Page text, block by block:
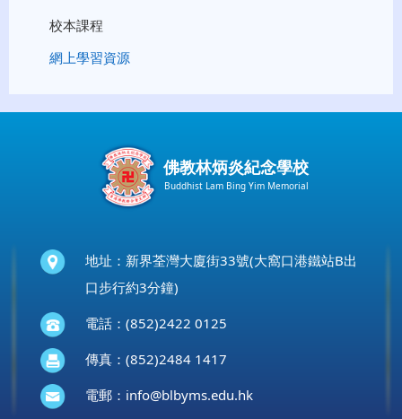
校本課程
網上學習資源
佛教林炳炎紀念學校
Buddhist Lam Bing Yim Memorial
地址：新界荃灣大廈街33號(大窩口港鐵站B出
口步行約3分鐘)
電話：(852)2422 0125
傳真：(852)2484 1417
電郵： info@blbyms.edu.hk